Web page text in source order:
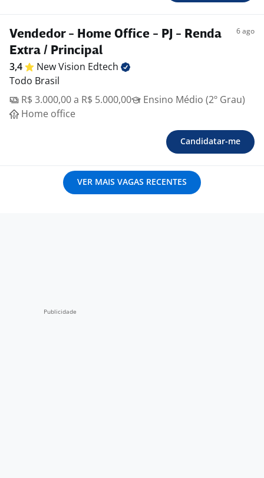
Vendedor - Home Office - PJ - Renda
Extra / Principal
6 ago
3,4 New Vision Edtech
Todo Brasil
R$ 3.000,00 a R$ 5.000,00
Ensino Médio (2º Grau)
Home office
Candidatar-me
VER MAIS VAGAS RECENTES